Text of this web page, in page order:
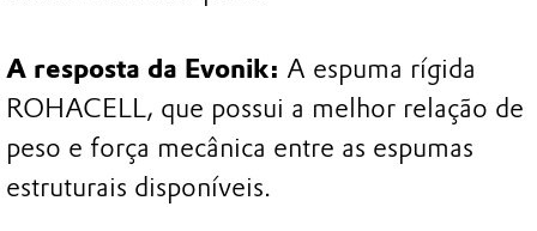
A resposta da Evonik: A espuma rígida
ROHACELL, que possui a melhor relação de
peso e força mecânica entre as espumas
estruturais disponíveis.